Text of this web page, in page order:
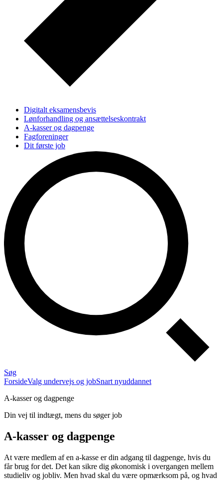
Digitalt eksamensbevis
Lønforhandling og ansættelseskontrakt
A-kasser og dagpenge
Fagforeninger
Dit første job
Hold kontakten med AAU
Søg
ForsideValg undervejs og jobSnart nyuddannet
A-kasser og dagpenge
Din vej til indtægt, mens du søger job
A-kasser og dagpenge
At være medlem af en a-kasse er din adgang til dagpenge, hvis du
får brug for det. Det kan sikre dig økonomisk i overgangen mellem
studieliv og jobliv. Men hvad skal du være opmærksom på, og hvad